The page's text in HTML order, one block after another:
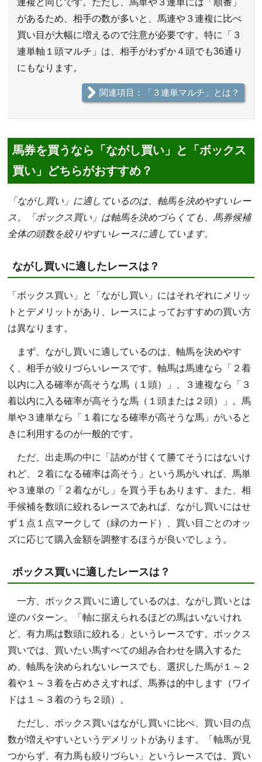
連複と同じです。ただし、馬単や３連単には「順番」
があるため、相手の数が多いと、馬連や３連複に比べ
買い目が大幅に増えるので注意が必要です。特に「３
連単軸１頭マルチ」は、相手がわずか４頭でも36通り
にもなります。
関連項目：「３連単マルチ」とは？
馬券を買うなら「ながし買い」と「ボックス
買い」どちらがおすすめ？
「ながし買い」に適しているのは、軸馬を決めやすいレー
ス。「ボックス買い」は軸馬を決めづらくても、馬券候補
全体の頭数を絞りやすいレースに適しています。
ながし買いに適したレースは？
「ボックス買い」と「ながし買い」にはそれぞれにメリッ
トとデメリットがあり、レースによっておすすめの買い方
は異なります。
まず、ながし買いに適しているのは、軸馬を決めやす
く、相手が絞りづらいレースです。軸馬は馬連なら「２着
以内に入る確率が高そうな馬（１頭）」、３連複なら「３
着以内に入る確率が高そうな馬（１頭または２頭）」。馬
単や３連単なら「１着になる確率が高そうな馬」がいると
きに利用するのが一般的です。
ただ、出走馬の中に「詰めが甘くて勝てそうにはないけ
れど、２着になる確率は高そう」という馬がいれば、馬単
や３連単の「２着ながし」を買う手もあります。また、相
手候補を数頭に絞れるレースであれば、ながし買いにはせ
ず１点１点マークして（緑のカード）、買い目ごとのオッ
ズに応じて購入金額を調整するほうが良いでしょう。
ボックス買いに適したレースは？
一方、ボックス買いに適しているのは、ながし買いとは
逆のパターン。「軸に据えられるほどの馬はいないけれ
ど、有力馬は数頭に絞れる」というレースです。ボックス
買いでは、買いたい馬すべての組み合わせを購入するた
め、軸馬を決められないレースでも、選択した馬が１～２
着や１～３着を占めさえすれば、馬券は的中します（ワイ
ドは１～３着のうち２頭）。
ただし、ボックス買いはながし買いに比べ、買い目の点
数が増えやすいというデメリットがあります。「軸馬が見
つからず、有力馬も絞りづらい」というレースでは、買い